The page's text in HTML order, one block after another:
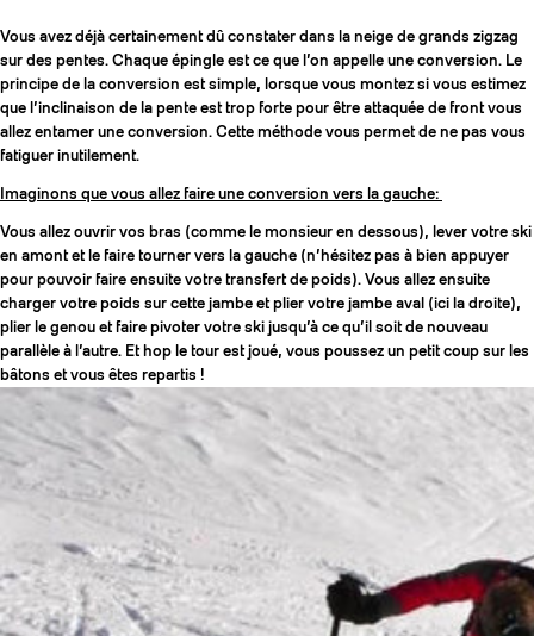
Vous avez déjà certainement dû constater dans la neige de grands zigzag
sur des pentes. Chaque épingle est ce que l’on appelle une conversion. Le
principe de la conversion est simple, lorsque vous montez si vous estimez
que l’inclinaison de la pente est trop forte pour être attaquée de front vous
allez entamer une conversion. Cette méthode vous permet de ne pas vous
fatiguer inutilement.
Imaginons que vous allez faire une conversion vers la gauche:
Vous allez ouvrir vos bras (comme le monsieur en dessous), lever votre ski
en amont et le faire tourner vers la gauche (n’hésitez pas à bien appuyer
pour pouvoir faire ensuite votre transfert de poids). Vous allez ensuite
charger votre poids sur cette jambe et plier votre jambe aval (ici la droite),
plier le genou et faire pivoter votre ski jusqu’à ce qu’il soit de nouveau
parallèle à l’autre. Et hop le tour est joué, vous poussez un petit coup sur les
bâtons et vous êtes repartis !